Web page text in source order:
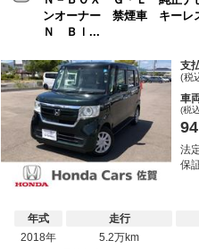
ンオーナー 禁煙車 キーレ
Ｎ Ｂｌ...
支
(税
車
(税
法
保
年式
2018年
走行
5.2万km